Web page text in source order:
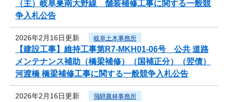
（主）岐阜巣南大野線 舗装補修工事に関する一般競
争入札公告
2026年2月16日更新 岐阜土木事務所
【建設工事】維持工事第R7-MKH01-06号 公共 道路
メンテナンス補助（橋梁補修）（国補正分）（翌債）
河渡橋 橋梁補修工事に関する一般競争入札公告
2026年2月16日更新 飛騨農林事務所